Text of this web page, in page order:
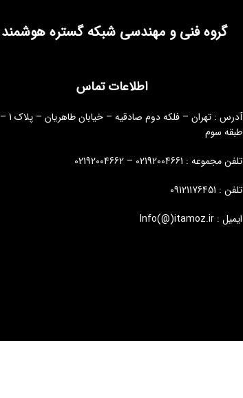
گروه فنی و مهندسی شبکه گستره هوشمند
اطلاعات تماس
آدرس : تهران – فلکه دوم صادقیه – خیابان طاهریان – پلاک 1 –
طبقه سوم
تلفن مجموعه : 02192004661 – 02192004662
تلفن : 09121176451
ایمیل : Info(@)itamoz.ir